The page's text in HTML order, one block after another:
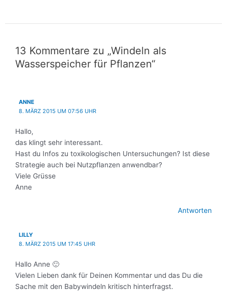
13 Kommentare zu „Windeln als
Wasserspeicher für Pflanzen“
ANNE
8. MÄRZ 2015 UM 07:56 UHR
Hallo,
das klingt sehr interessant.
Hast du Infos zu toxikologischen Untersuchungen? Ist diese
Strategie auch bei Nutzpflanzen anwendbar?
Viele Grüsse
Anne
Antworten
LILLY
8. MÄRZ 2015 UM 17:45 UHR
Hallo Anne 🙂
Vielen Lieben dank für Deinen Kommentar und das Du die
Sache mit den Babywindeln kritisch hinterfragst.